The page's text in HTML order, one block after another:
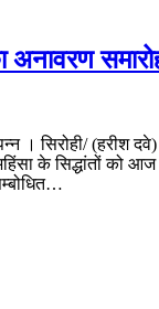
अनावरण
। सिरोही/
के सिद्धांतों को